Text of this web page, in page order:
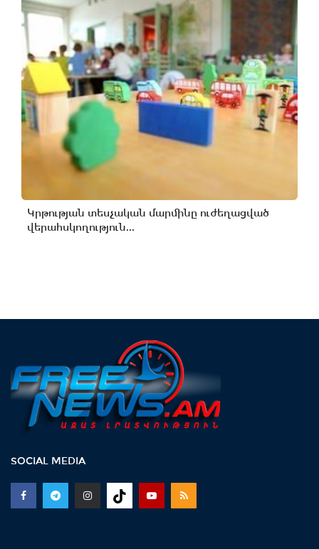
Կրթության տեսչական մարմինը ուժեղացված
վերահսկողություն...
SOCIAL MEDIA